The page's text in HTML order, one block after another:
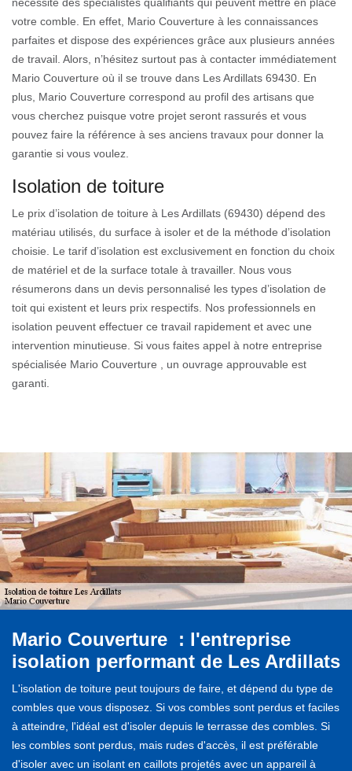
votre comble. En effet, Mario Couverture à les connaissances
parfaites et dispose des expériences grâce aux plusieurs années
de travail. Alors, n’hésitez surtout pas à contacter immédiatement
Mario Couverture où il se trouve dans Les Ardillats 69430. En
plus, Mario Couverture correspond au profil des artisans que
vous cherchez puisque votre projet seront rassurés et vous
pouvez faire la référence à ses anciens travaux pour donner la
garantie si vous voulez.
Isolation de toiture
Le prix d’isolation de toiture à Les Ardillats (69430) dépend des
matériau utilisés, du surface à isoler et de la méthode d’isolation
choisie. Le tarif d’isolation est exclusivement en fonction du choix
de matériel et de la surface totale à travailler. Nous vous
résumerons dans un devis personnalisé les types d’isolation de
toit qui existent et leurs prix respectifs. Nos professionnels en
isolation peuvent effectuer ce travail rapidement et avec une
intervention minutieuse. Si vous faites appel à notre entreprise
spécialisée Mario Couverture , un ouvrage approuvable est
garanti.
Mario Couverture : l'entreprise
isolation performant de Les Ardillats
L'isolation de toiture peut toujours de faire, et dépend du type de
combles que vous disposez. Si vos combles sont perdus et faciles
à atteindre, l'idéal est d'isoler depuis le terrasse des combles. Si
les combles sont perdus, mais rudes d'accès, il est préférable
d'isoler avec un isolant en caillots projetés avec un appareil à